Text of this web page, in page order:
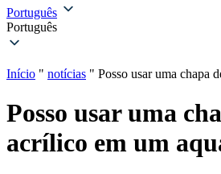
Português
Português
Início " notícias " Posso usar uma chapa
Posso usar uma
acrílico em um